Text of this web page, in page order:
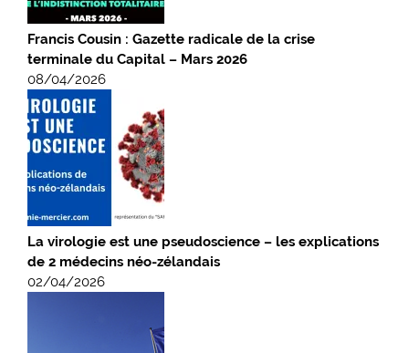
Francis Cousin : Gazette radicale de la crise
terminale du Capital – Mars 2026
08/04/2026
La virologie est une pseudoscience – les explications
de 2 médecins néo-zélandais
02/04/2026